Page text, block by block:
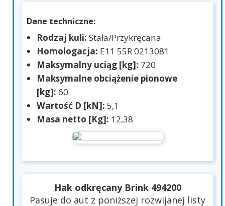
Dane techniczne:
Rodzaj kuli: Stała/Przykręcana
Homologacja: E11 55R 0213081
Maksymalny uciąg [kg]: 720
Maksymalne obciążenie pionowe
[kg]: 60
Wartość D [kN]: 5,1
Masa netto [Kg]: 12,38
Hak odkręcany Brink 494200
Pasuje do aut z poniższej rozwijanej listy